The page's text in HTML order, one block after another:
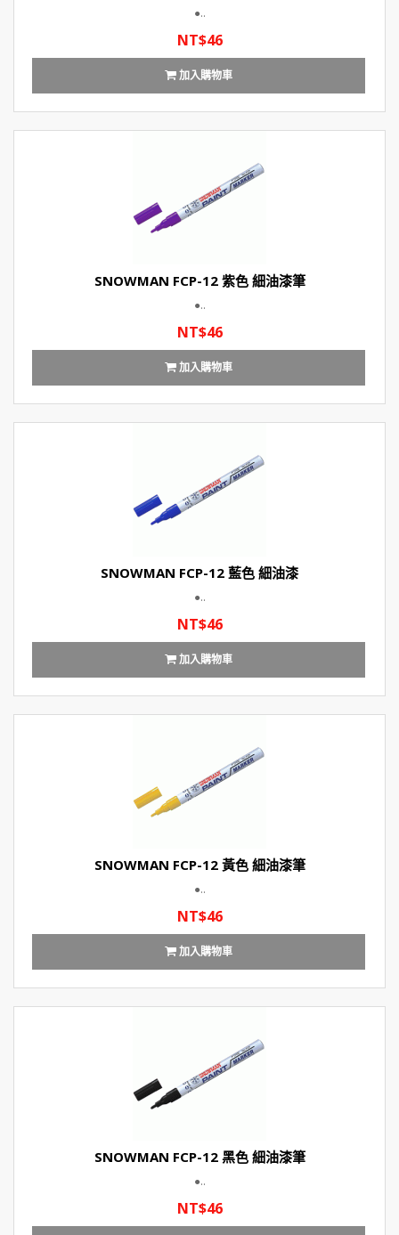
●..
NT$46
加入購物車
SNOWMAN FCP-12 紫色 細油漆筆
●..
NT$46
加入購物車
SNOWMAN FCP-12 藍色 細油漆
●..
NT$46
加入購物車
SNOWMAN FCP-12 黃色 細油漆筆
●..
NT$46
加入購物車
SNOWMAN FCP-12 黑色 細油漆筆
●..
NT$46